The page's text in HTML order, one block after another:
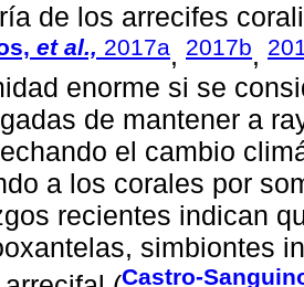
de los arrecifes
et al., 2017a, 2017b,
enorme si se
de mantener a
el cambio
a los corales por
recientes indican
simbiontes
Castro-